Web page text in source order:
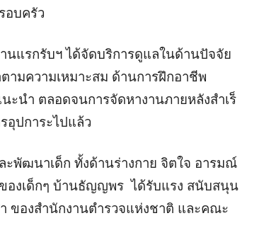
อบครัว
นแรกรับฯ ได้จัดบริการดูแลในด้านปัจจัย
ามความเหมาะสม ด้านการฝึกอาชีพ
ะนํา ตลอดจนการจัดหางานภายหลังสําเร็
อุปการะไปแล้ว
ะพัฒนาเด็ก ทั้งด้านร่างกาย จิตใจ อารมณ์
องเด็กๆ บ้านธัญญพร ได้รับแรง สนับสนุน
ของสํานักงานตํารวจแห่งชาติ และคณะ